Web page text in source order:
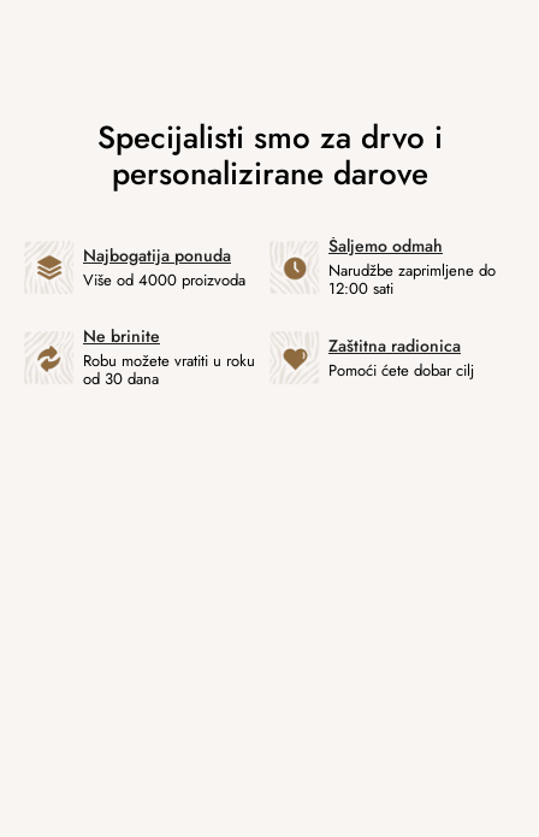
Najbogatija ponuda
Više od 4000 proizvoda
Šaljemo odmah
Narudžbe zaprimljene do
12:00 sati
Ne brinite
Robu možete vratiti u roku
od 30 dana
Zaštitna radionica
Pomoći ćete dobar cilj